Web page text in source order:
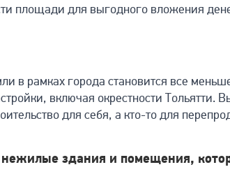
площади для выгодного вложения
в рамках города становится все
включая окрестности Тольятти.
для себя, а кто-то для
здания и помещения,